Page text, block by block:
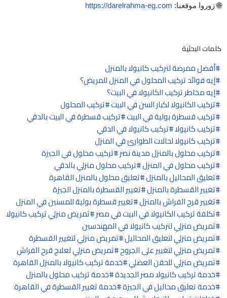
🌐 زوروا موقعنا: https://darelrahma-eg.com
كلمات البحثية
أفضل ممرضة لتركيب كانيولا بالمنزل
إيه فوائد تركيب المحلول في المنزل للمريض؟
إيه مخاطر تركيب الكانيولا في البيت؟
تركيب الكانيولا لكبار السن في البيت تركيب المحلول
تركيب قسطرة بولية في البيت تركيب قسطرة في البيت بالدقي
تركيب كانيولا تركيب كانيولا في الدقي
تركيب كانيولا لحالات الطوارئ في المنزل
تركيب محلول بالمنزل مدينة نصر تركيب محلول في الجيزة
تركيب محلول في المنزل تركيب محلول منزلي بالدقي
تعليق المحاليل بالمنزل تعليق محلول بالمنزل القاهرة
تغيير القسطرة بالمنزل تغيير القسطرة بالمنزل الجيزة
تغيير قرح الفراش بالمنزل تغيير قسطرة بولية للمسنين في المنزل
تكلفة تركيب الكانيولا في البيت في مصر تمريض منزلي تركيب كانيولا
تمريض منزلي لتركيب كانيولا في المهندسين
تمريض منزلي لتعليق المحاليل تمريض منزلي لتغيير القسطرة
تمريض منزلي لتغيير على الجروح تمريض منزلي لعلاج قرح الفراش
تمريض منزلي للحقن العضلي خدمة تركيب كانيولا بالمنزل القاهرة
خدمة تركيب كانيولا مصر الجديدة خدمة تركيب محلول بالمنزل
خدمة تعليق محاليل في الجيزة خدمة تغيير القسطرة في القاهرة